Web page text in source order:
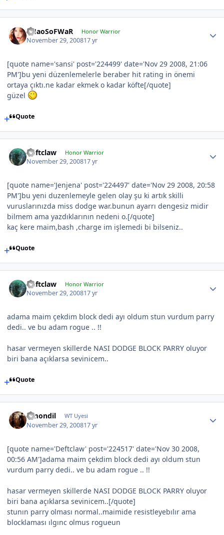
CHaoSoFWaR Honor Warrior
November 29, 200817 yr
[quote name='sansi' post='224499' date='Nov 29 2008, 21:06
PM']bu yeni düzenlemelerle beraber hit rating in önemi
ortaya çıktı.ne kadar ekmek o kadar köfte[/quote]
güzel
Quote
Deftclaw Honor Warrior
November 29, 200817 yr
[quote name='Jenjena' post='224497' date='Nov 29 2008, 20:58
PM']bu yeni duzenlemeyle gelen olay şu ki artık skilli
vuruslarınızda miss dodge war.bunun ayarrı dengesiz midir
bilmem ama yazdıklarının nedeni o.[/quote]
kaç kere maim,bash ,charge im işlemedi bi bilseniz..
Quote
Deftclaw Honor Warrior
November 29, 200817 yr
adama maim çekdim block dedi ayı oldum stun vurdum parry
dedi.. ve bu adam rogue .. !!
hasar vermeyen skillerde NASI DODGE BLOCK PARRY oluyor
biri bana açıklarsa sevinicem..
Quote
Amondil WT Uyesi
November 29, 200817 yr
[quote name='Deftclaw' post='224517' date='Nov 30 2008,
00:56 AM']adama maim çekdim block dedi ayı oldum stun
vurdum parry dedi.. ve bu adam rogue .. !!
hasar vermeyen skillerde NASI DODGE BLOCK PARRY oluyor
biri bana açıklarsa sevinicem..[/quote]
stunın parry olması normal..maimide resistleyebılır ama
blocklaması ılgınc olmus rogueun